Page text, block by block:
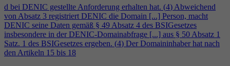
d bei DENIC gestellte Anforderung erhalten hat. (4) Abweichend
von Absatz 3 registriert DENIC die Domain [...] Person, macht
DENIC seine Daten gemäß § 49 Absatz 4 des BSIGesetzes
insbesondere in der DENIC-Domainabfrage [...] aus § 50 Absatz 1
Satz. 1 des BSIGesetzes ergeben. (4) Der Domaininhaber hat nach
den Artikeln 15 bis 18